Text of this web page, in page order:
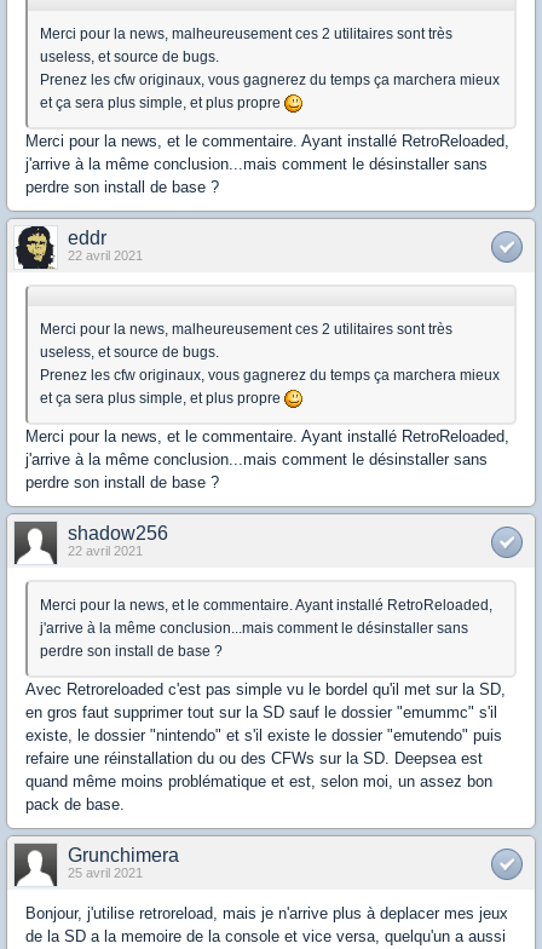
Merci pour la news, malheureusement ces 2 utilitaires sont très
useless, et source de bugs.
Prenez les cfw originaux, vous gagnerez du temps ça marchera mieux
et ça sera plus simple, et plus propre
Merci pour la news, et le commentaire. Ayant installé RetroReloaded,
j'arrive à la même conclusion...mais comment le désinstaller sans
perdre son install de base ?
eddr
22 avril 2021
Merci pour la news, malheureusement ces 2 utilitaires sont très
useless, et source de bugs.
Prenez les cfw originaux, vous gagnerez du temps ça marchera mieux
et ça sera plus simple, et plus propre
Merci pour la news, et le commentaire. Ayant installé RetroReloaded,
j'arrive à la même conclusion...mais comment le désinstaller sans
perdre son install de base ?
shadow256
22 avril 2021
Merci pour la news, et le commentaire. Ayant installé RetroReloaded,
j'arrive à la même conclusion...mais comment le désinstaller sans
perdre son install de base ?
Avec Retroreloaded c'est pas simple vu le bordel qu'il met sur la SD,
en gros faut supprimer tout sur la SD sauf le dossier "emummc" s'il
existe, le dossier "nintendo" et s'il existe le dossier "emutendo" puis
refaire une réinstallation du ou des CFWs sur la SD. Deepsea est
quand même moins problématique et est, selon moi, un assez bon
pack de base.
Grunchimera
25 avril 2021
Bonjour, j'utilise retroreload, mais je n'arrive plus à deplacer mes jeux
de la SD a la memoire de la console et vice versa, quelqu'un a aussi